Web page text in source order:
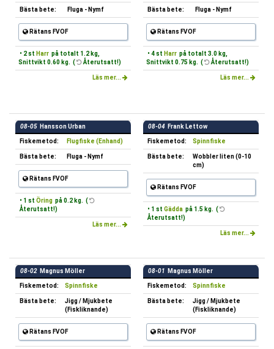
Bästa bete: Fluga - Nymf
Rätans FVOF
• 2 st Harr på totalt 1.2 kg,
Snittvikt 0.60 kg. (
Återutsatt!)
Läs mer...
Bästa bete: Fluga - Nymf
Rätans FVOF
• 4 st Harr på totalt 3.0 kg,
Snittvikt 0.75 kg. (
Återutsatt!)
Läs mer...
08-05 Hansson Urban
Fiskemetod: Flugfiske (Enhand)
Bästa bete: Fluga - Nymf
Rätans FVOF
• 1 st Öring på 0.2 kg. (
Återutsatt!)
Läs mer...
08-04 Frank Lettow
Fiskemetod: Spinnfiske
Bästa bete:
Wobbler liten (0-10
cm)
Rätans FVOF
• 1 st Gädda på 1.5 kg. (
Återutsatt!)
Läs mer...
08-02 Magnus Möller
Fiskemetod: Spinnfiske
Bästa bete:
Jigg / Mjukbete
(Fiskliknande)
Rätans FVOF
08-01 Magnus Möller
Fiskemetod: Spinnfiske
Bästa bete:
Jigg / Mjukbete
(Fiskliknande)
Rätans FVOF